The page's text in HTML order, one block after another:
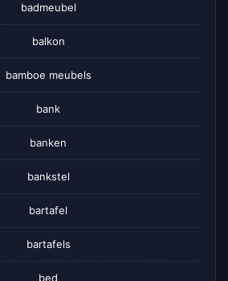
badmeubel
balkon
bamboe meubels
bank
banken
bankstel
bartafel
bartafels
bed